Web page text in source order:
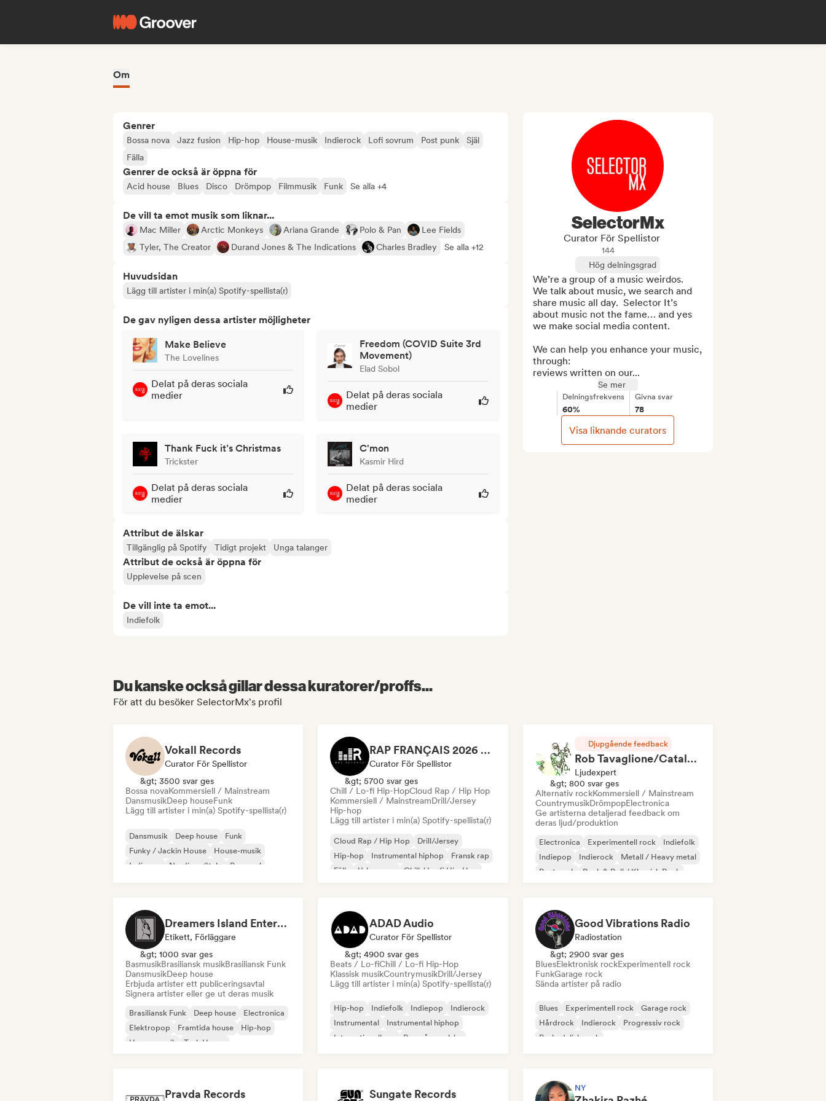
Om
Genrer
Bossa nova Jazz fusion Hip-hop House-musik Indierock Lofi sovrum Post punk
Själ
Fälla
Genrer de också är öppna för
Acid house Blues Disco Drömpop Filmmusik Funk Se alla +4
De vill ta emot musik som liknar...
Mac Miller Arctic Monkeys Ariana Grande Polo & Pan
Lee Fields
Tyler, The Creator
Durand Jones & The Indications Charles Bradley Se alla +12
Huvudsidan
Lägg till artister i min(a) Spotify-spellista(r)
De gav nyligen dessa artister möjligheter
Make Believe
The Lovelines
Delat på deras sociala
medier
Freedom (COVID Suite 3rd
Movement)
Elad Sobol
Delat på deras sociala
medier
Thank Fuck it’s Christmas
Trickster
Delat på deras sociala
medier
C'mon
Kasmir Hird
Delat på deras sociala
medier
Attribut de älskar
Tillgänglig på Spotify Tidigt projekt Unga talanger
Attribut de också är öppna för
Upplevelse på scen
De vill inte ta emot...
Indiefolk
SelectorMx
Curator För Spellistor
144
Hög delningsgrad
We’re a group of a music weirdos.
We talk about music, we search and
share music all day.  Selector It’s
about music not the fame… and yes
we make social media content.
We can help you enhance your music,
through:
reviews written on our...
Se mer
Delningsfrekvens
60%
Givna svar
78
Visa liknande curators
Du kanske också gillar dessa kuratorer/proffs...
För att du besöker SelectorMx's profil
Vokall Records
Curator För Spellistor
&gt; 3500 svar ges
Bossa novaKommersiell / Mainstream
DansmusikDeep houseFunk
Lägg till artister i min(a) Spotify-spellista(r)
Dansmusik Deep house
Funk
Funky / Jackin House
House-musik
Indiepop
Nu-disco/Italo Pop soul
RAP FRANÇAIS 2026 🔥🇫🇷 (Way Records)
Curator För Spellistor
&gt; 5700 svar ges
Chill / Lo-fi Hip-HopCloud Rap / Hip Hop
Kommersiell / MainstreamDrill/Jersey
Hip-hop
Lägg till artister i min(a) Spotify-spellista(r)
Cloud Rap / Hip Hop
Drill/Jersey
Hip-hop
Instrumental hiphop
Fransk rap
Fälla
Urban pop Chill / Lo-fi Hip-Hop
Djupgående feedback
Rob Tavaglione/Catalyst Recording
Ljudexpert
&gt; 800 svar ges
Alternativ rockKommersiell / Mainstream
CountrymusikDrömpopElectronica
Ge artisterna detaljerad feedback om
deras ljud/produktion
Electronica Experimentell rock
Indiefolk
Indiepop
Indierock
Metall / Heavy metal
Post punk
Rock & Roll / Klassisk Rock
Dreamers Island Entertainment
Etikett, Förläggare
&gt; 1000 svar ges
BasmusikBrasiliansk musikBrasiliansk Funk
DansmusikDeep house
Erbjuda artister ett publiceringsavtal
Signera artister eller ge ut deras musik
Brasiliansk Funk Deep house
Electronica
Elektropop
Framtida house
Hip-hop
House-musik
Tech House
ADAD Audio
Curator För Spellistor
&gt; 4900 svar ges
Beats / Lo-fiChill / Lo-fi Hip-Hop
Klassisk musikCountrymusikDrill/Jersey
Lägg till artister i min(a) Spotify-spellista(r)
Hip-hop Indiefolk Indiepop
Indierock
Instrumental
Instrumental hiphop
Internationell rap
Rap på engelska
Good Vibrations Radio
Radiostation
&gt; 2900 svar ges
BluesElektronisk rockExperimentell rock
FunkGarage rock
Sända artister på radio
Blues Experimentell rock
Garage rock
Hårdrock
Indierock
Progressiv rock
Psykedelisk rock
Pravda Records Sungate Records NY